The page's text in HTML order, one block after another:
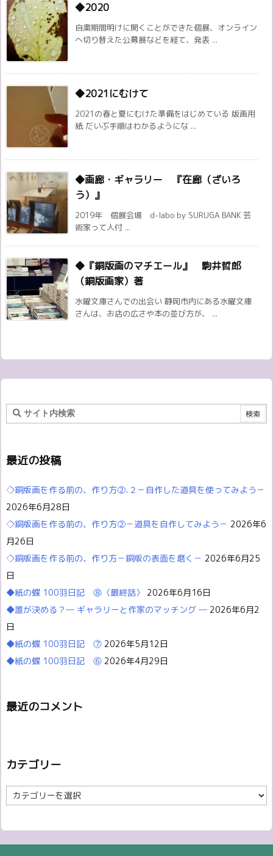
◆2020
自粛期間明けに開くことができた個展、オンライン
へ切り替えた公募展などを経て、発表 ...
◆2021にむけて
2021の春と夏にむけた準備をはじめている 版画用
紙 だいぶ手順はわかるようにな ...
◆画廊・ギャラリー 『在廊（ざいろ
う）』
2019年 個展会場 d-labo by SURUGA BANK 芸
術家って人付 ...
◆『銅版画のマチエール』 駒井哲郎
（銅版画家）著
水曜文庫さんでの出会い 静岡市内にある水曜文庫
さんは、お店の広さや本の並び方が、 ...
最近の投稿
◇銅版画を作る前の、作り方②₋２－自作した道具を使ってみよう－
2026年6月28日
◇銅版画を作る前の、作り方②－道具を自作してみよう－ 2026年6
月26日
◇銅版画を作る前の、作り方－銅版の表面を磨く－ 2026年6月25
日
◆紙の蝶 100羽日記 ⓼〈最終話〉
2026年6月16日
◆誰が決める？― ギャラリーと作家のマッチング ― 2026年6月2
日
◆紙の蝶 100羽日記 ⓻ 2026年5月12日
◆紙の蝶 100羽日記 ⓺ 2026年4月29日
最近のコメント
カテゴリー
カ
テ
リ